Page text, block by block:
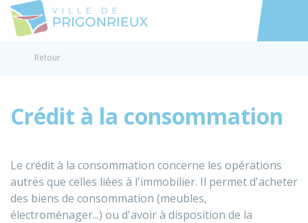
Accéder
Retour
Crédit à la consommation
Le crédit à la consommation concerne les opérations
autres que celles liées à l'immobilier. Il permet d'acheter
des biens de consommation (meubles,
électroménager...) ou d'avoir à disposition de la